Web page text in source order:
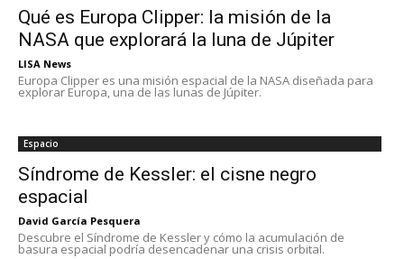
Qué es Europa Clipper: la misión de la
NASA que explorará la luna de Júpiter
LISA News
Europa Clipper es una misión espacial de la NASA diseñada para
explorar Europa, una de las lunas de Júpiter.
Espacio
Síndrome de Kessler: el cisne negro
espacial
David García Pesquera
Descubre el Síndrome de Kessler y cómo la acumulación de
basura espacial podría desencadenar una crisis orbital.